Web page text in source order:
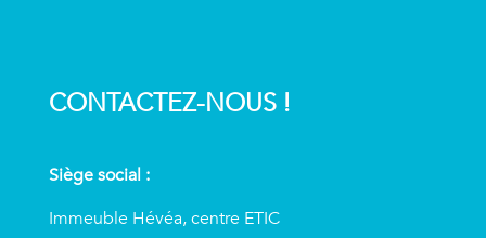
CONTACTEZ-NOUS !
Siège social :
Immeuble Hévéa, centre ETIC